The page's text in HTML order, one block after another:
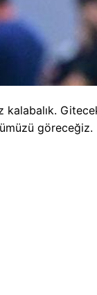
kalabalık.
göreceğiz.